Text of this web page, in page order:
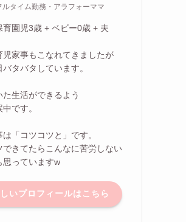
ルタイム勤務・アラフォーママ
育園児3歳 + ベビー0歳 + 夫
児家事もこなれてきましたが
バタバタしています。
た生活ができるよう
です。
「コツコツと」です。
できてたらこんなに苦労しない
思っていますw
いプロフィールはこちら